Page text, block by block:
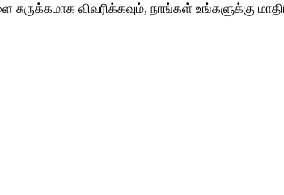
விவரிக்கவும், நாங்கள் உங்களுக்கு